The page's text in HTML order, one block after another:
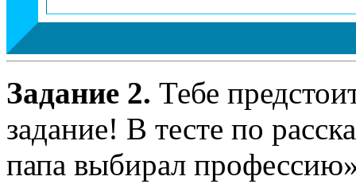
Задание 2. Тебе
задание! В тесте по
папа выбирал